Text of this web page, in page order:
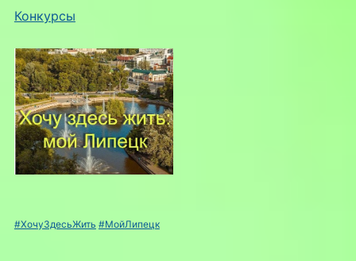
Конкурсы
#ХочуЗдесьЖить #МойЛипецк